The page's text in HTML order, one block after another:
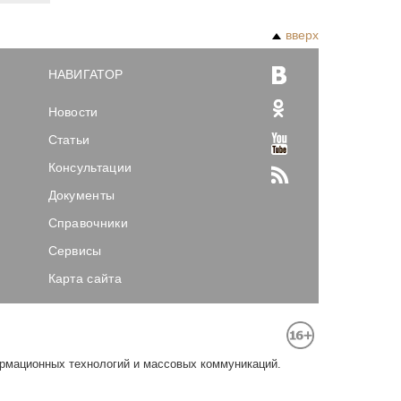
вверх
НАВИГАТОР
Новости
Статьи
Консультации
Документы
Справочники
Сервисы
Карта сайта
технологий и массовых коммуникаций.